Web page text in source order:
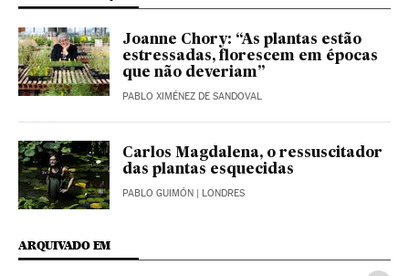
Joanne Chory: “As plantas estão
estressadas, florescem em épocas
que não deveriam”
PABLO XIMÉNEZ DE SANDOVAL
Carlos Magdalena, o ressuscitador
das plantas esquecidas
PABLO GUIMÓN | LONDRES
ARQUIVADO EM